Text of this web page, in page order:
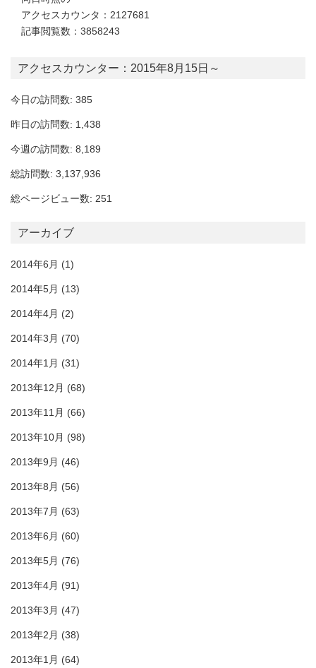
アクセスカウンタ：2127681
記事閲覧数：3858243
アクセスカウンター：2015年8月15日～
今日の訪問数: 385
昨日の訪問数: 1,438
今週の訪問数: 8,189
総訪問数: 3,137,936
総ページビュー数: 251
アーカイブ
2014年6月 (1)
2014年5月 (13)
2014年4月 (2)
2014年3月 (70)
2014年1月 (31)
2013年12月 (68)
2013年11月 (66)
2013年10月 (98)
2013年9月 (46)
2013年8月 (56)
2013年7月 (63)
2013年6月 (60)
2013年5月 (76)
2013年4月 (91)
2013年3月 (47)
2013年2月 (38)
2013年1月 (64)